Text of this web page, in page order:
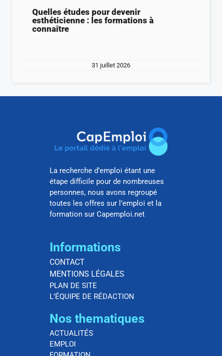
Quelles études pour devenir
esthéticienne : les formations à
connaître
31 juillet 2026
La recherche d’emploi étant une
étape difficile pour de nombreuses
personnes, nous avons regroupé
toutes les offres sur l’emploi et la
formation sur Capemploi.net
Informations
CONTACT
MENTIONS LÉGALES
PLAN DE SITE
L’ÉQUIPE DE RÉDACTION
Nos thematiques
ACTUALITÉS
EMPLOI